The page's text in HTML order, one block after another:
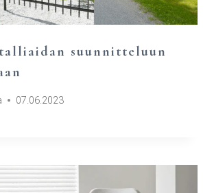
suunnitteluun
07.06.2023